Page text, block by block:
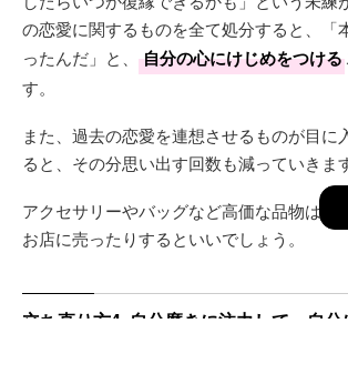
の恋愛に関するものを全て処分すると、「
ったんだ」と、
自分の心にけじめをつける
す。
また、過去の恋愛を連想させるものが目に
ると、その分思い出す回数も減っていきます
アクセサリーやバッグなど高価な品物は、
お店に売ったりするといいでしょう。
立ち直り方4. 自分磨きに注力して、自分